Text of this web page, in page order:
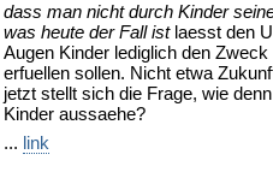
dass man nicht durch Kinder
was heute der Fall istlaesst den
Augen Kinder lediglich den
erfuellen sollen. Nicht etwa
jetzt stellt sich die Frage, wie
Kinder aussaehe?
... link